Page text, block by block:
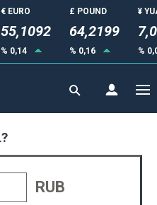
€ EURO
55,1092
% 0,14
£ POUND
64,2199
% 0,16
¥
%
RUB